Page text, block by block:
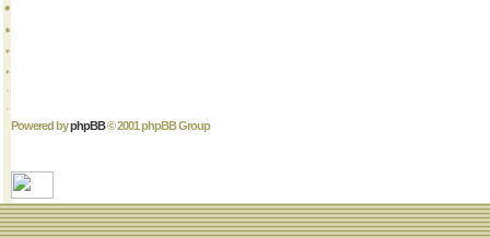
Powered byphpBB© 2001 phpBB Group